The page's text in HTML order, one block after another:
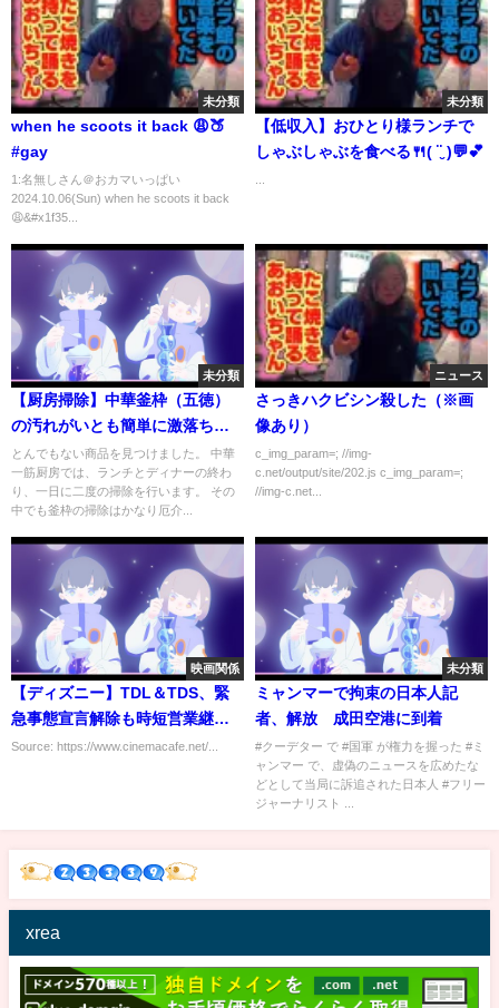
未分類
when he scoots it back 😩🍑
#gay
1:名無しさん＠おカマいっぱい
2024.10.06(Sun) when he scoots it back
😩&#x1f35...
未分類
【低収入】おひとり様ランチで
しゃぶしゃぶを食べる🍴( ¨̮ )💬💕
未分類
【厨房掃除】中華釜枠（五徳）
の汚れがいとも簡単に激落ちす
るサンドクリーン。Kitchen
cleanup « SAND CLEAN » ,
purify your Chinese wok.
とんでもない商品を見つけました。 中華
一筋厨房では、ランチとディナーの終わ
り、一日に二度の掃除を行います。 その
中でも釜枠の掃除はかなり厄介...
ニュース
さっきハクビシン殺した（※画
像あり）
c_img_param=; //img-
c.net/output/site/202.js c_img_param=;
//img-c.net...
映画関係
【ディズニー】TDL＆TDS、緊
急事態宣言解除も時短営業継
続…アルコールメニューは順次
Source: https://www.cinemacafe.net/...
未分類
ミャンマーで拘束の日本人記
者、解放 成田空港に到着
#クーデター で #国軍 が権力を握った #ミ
ャンマー で、虚偽のニュースを広めたな
どとして当局に訴追された日本人 #フリー
ジャーナリスト ...
xrea